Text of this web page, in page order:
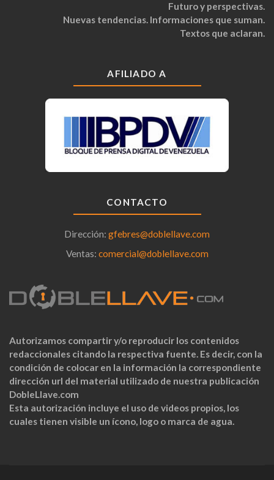
Futuro y perspectivas.
Nuevas tendencias. Informaciones que suman.
Textos que aclaran.
AFILIADO A
CONTACTO
Dirección: gfebres@doblellave.com
Ventas: comercial@doblellave.com
Autorizamos compartir y/o reproducir los contenidos
redaccionales citando la respectiva fuente. Es decir, con la
condición de colocar en la información la correspondiente
dirección url del material utilizado de nuestra publicación
DobleLlave.com
Esta autorización incluye el uso de videos propios, los
cuales tienen visible un ícono, logo o marca de agua.